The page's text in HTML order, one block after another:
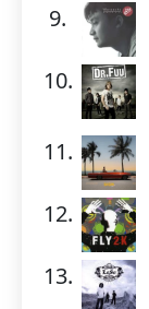
9.
10.
11.
12.
13.